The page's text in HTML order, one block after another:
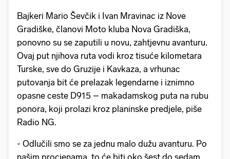
Bajkeri Mario Ševčik i Ivan Mravinac iz Nove
Gradiške, članovi Moto kluba Nova Gradiška,
ponovno su se zaputili u novu, zahtjevnu avanturu.
Ovaj put njihova ruta vodi kroz tisuće kilometara
Turske, sve do Gruzije i Kavkaza, a vrhunac
putovanja bit će prelazak legendarne i iznimno
opasne ceste D915 – makadamskog puta na rubu
ponora, koji prolazi kroz planinske predjele, piše
Radio NG.
- Odlučili smo se za jednu malo dužu avanturu. Po